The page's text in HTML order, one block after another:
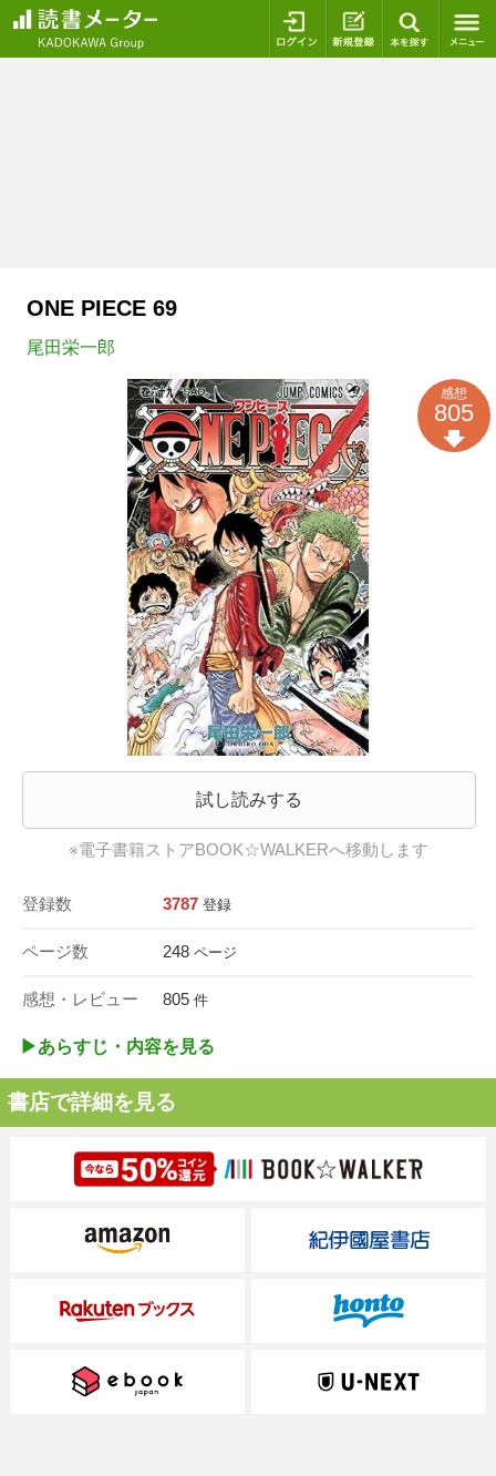
ログイン 新規登録
ONE PIECE 69
尾田栄一郎
試し読みする
※電子書籍ストアBOOK☆WALKERへ移動します
登録数 3787 登録
ページ数 248 ページ
感想・レビュー 805 件
感想
805
▶︎あらすじ・内容を見る
書店で詳細を見る